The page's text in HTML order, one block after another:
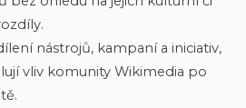
nástrojů, kampaní a iniciativ,
vliv komunity Wikimedia po